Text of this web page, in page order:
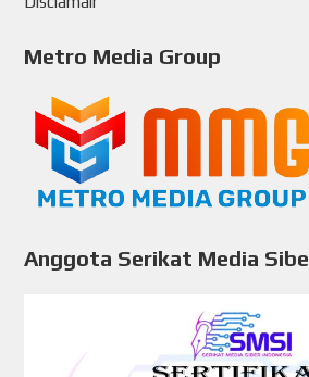
Metro Media Group
Anggota Serikat Media